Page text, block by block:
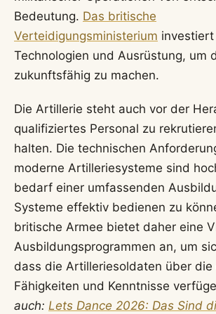
Bedeutung. Das britische
Verteidigungsministerium
Technologien und Ausrüstung, um
zukunftsfähig zu machen.
Die Artillerie steht auch vor der
qualifiziertes Personal zu
halten. Die technischen
moderne Artilleriesysteme sind
bedarf einer umfassenden
Systeme effektiv bedienen zu
britische Armee bietet daher eine
Ausbildungsprogrammen an, um
dass die Artilleriesoldaten über
Fähigkeiten und Kenntnisse
auch: Lets Dance 2026: Das Sind